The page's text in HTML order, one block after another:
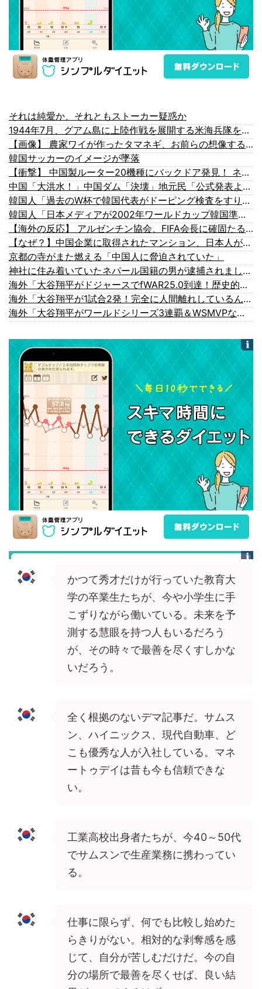
それは純愛か、それともストーカー疑惑か
1944年7月、グアム島に上陸作戦を展開する米海兵隊を空撮！
【画像】 農家ワイが作ったタマネギ、お前らの想像する1.5倍はデカいぞ
韓国サッカーのイメージが墜落
【衝撃】 中国製ルーター20機種にバックドア発見！ ネットに繋ぐだけで35秒ごとに中国のサーバーと通信
中国「大洪水！」中国ダム「決壊」地元民「公式発表より死者多い！」中国政府「住民拘束！（安否不明」中国当局「救助隊動画も削除」台風13号「三峡ダム接近中」→
韓国人「過去のW杯で韓国代表がドーピング検査をすり抜けるように注射していたものがこちら…」→「恥ずかしい…（ブルブル」＝韓国の反応
韓国人「日本メディアが2002年ワールドカップ韓国準決勝も調査すべきと主張！」→「英国メディアも一斉に指摘‥」
【海外の反応】 アルゼンチン協会、FIFA会長に確固たる支持を表明「隠す気もないんだなｗ」
【なぜ？】中国企業に取得されたマンション、日本人が出ていきネパール人で埋まる
京都の寺がまた燃える「中国人に脅迫されていた」
神社に住み着いていたネパール国籍の男が逮捕されました #移民 #外国人
海外「大谷翔平がドジャースでfWAR25.0到達！歴史的ペースに海外騒然…」
海外「大谷翔平が1試合2発！完全に人間離れしているんだが…」
海外「大谷翔平がワールドシリーズ3連覇＆WSMVPなら歴代何位？海外ファンの答えがこちら」
かつて秀才だけが行っていた教育大
学の卒業生たちが、今や小学生に手
こずりながら働いている。未来を予
測する慧眼を持つ人もいるだろう
が、その時々で最善を尽くすしかな
いだろう。
全く根拠のないデマ記事だ。サムス
ン、ハイニックス、現代自動車、ど
こも優秀な人が入社している。マネ
ートゥデイは昔も今も信頼できな
い。
工業高校出身者たちが、今40～50代
でサムスンで生産業務に携わってい
る。
仕事に限らず、何でも比較し始めた
らきりがない。相対的な剥奪感を感
じて、自分が苦しむだけだ。今の自
分の場所で最善を尽くせば、良い結